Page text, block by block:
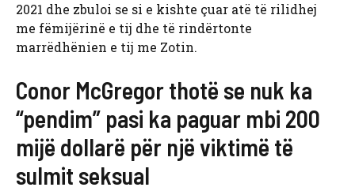
2021 dhe zbuloi se si e kishte çuar atë të rilidhej
me fëmijërinë e tij dhe të rindërtonte
marrëdhënien e tij me Zotin.
Conor McGregor thotë se nuk ka
“pendim” pasi ka paguar mbi 200
mijë dollarë për një viktimë të
sulmit seksual